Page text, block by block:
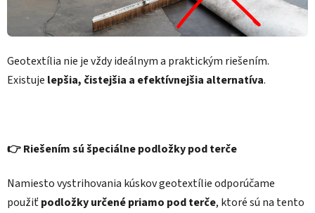
Geotextília nie je vždy ideálnym a praktickým riešením.
Existuje lepšia, čistejšia a efektívnejšia alternatíva.
👉 Riešením sú špeciálne podložky pod terče
Namiesto vystrihovania kúskov geotextílie odporúčame
použiťpodložky určené priamo pod terče, ktoré sú na tento